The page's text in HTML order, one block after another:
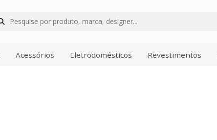
Acessórios Eletrodomésticos Revestimentos